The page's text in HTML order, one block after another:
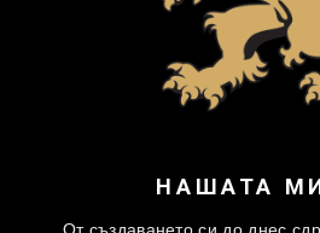
НАШАТА